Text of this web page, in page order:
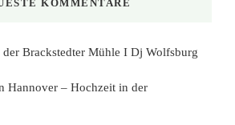
KOMMENTARE
Brackstedter Mühle I Dj Wolfsburg
Hannover – Hochzeit in der